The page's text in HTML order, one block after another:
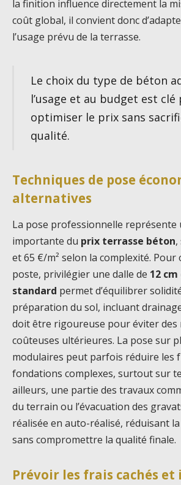
la finition influence directement la
coût global, il convient donc
l’usage prévu de la terrasse.
Le choix du type de béton
l’usage et au budget est clé
optimiser le prix sans
qualité.
Techniques de pose
alternatives
La pose professionnelle représente
importante du prix terrasse béton
et 65 €/m² selon la complexité. Pour
poste, privilégier une dalle de 12 cm
standard permet d’équilibrer
préparation du sol, incluant
doit être rigoureuse pour éviter des
coûteuses ultérieures. La pose sur
modulaires peut parfois réduire les
fondations complexes, surtout sur
ailleurs, une partie des travaux
du terrain ou l’évacuation des
réalisée en auto-réalisé, réduisant
sans compromettre la qualité finale.
Prévoir les frais cachés et